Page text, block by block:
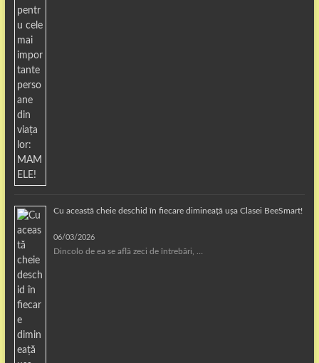
Cu această cheie deschid în fiecare dimineață ușa Clasei BeeSmart!
06/03/2026
Dincolo de ea se află zeci de întrebări, …